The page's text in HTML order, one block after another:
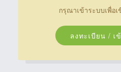
กรุณาเข้าระบบเพื่อ
ลงทะเบียน / เ